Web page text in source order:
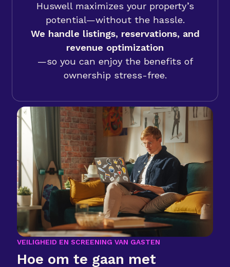
Huswell maximizes your property’s
potential—without the hassle.
We handle listings, reservations, and
revenue optimization
—so you can enjoy the benefits of
ownership stress-free.
VEILIGHEID EN SCREENING VAN GASTEN
Hoe om te gaan met